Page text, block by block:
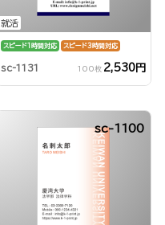
就活
スピード1時間対応 スピード3時間対応
sc-1131 100枚 2,530円
sc-1100